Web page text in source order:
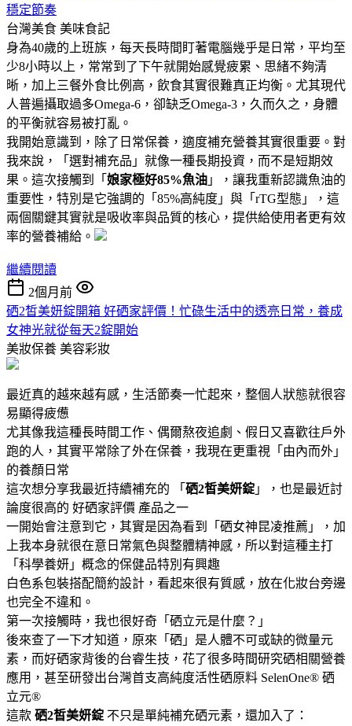
穩定節奏
台灣美食 美味食記
身為40歲的上班族，每天長時間盯著電腦幾乎是日常，平均至
少8小時以上，常常到了下午就開始感覺疲累、思緒不夠清
晰，加上三餐外食比例高，飲食其實很難真正均衡。尤其現代
人普遍攝取過多Omega-6，卻缺乏Omega-3，久而久之，身體
的平衡就容易被打亂。
我開始意識到，除了日常保養，適度補充營養其實很重要。對
我來說，「選對補充品」就像一種長期投資，而不是短期效
果。這次接觸到「 娘家極好85%魚油 」，讓我重新認識魚油的
重要性，特別是它強調的「85%高純度」與「rTG型態」，這
兩個關鍵其實就是吸收率與品質的核心，提供給使用者更有效
率的營養補給。
繼續閱讀
2個月前
硒2皙美妍錠開箱 好硒家評價！忙碌生活中的透亮日常，養成
女神光就從每天2錠開始
美妝保養 美容彩妝
最近真的越來越有感，生活節奏一忙起來，整個人狀態就很容
易顯得疲憊
尤其像我這種長時間工作、偶爾熬夜追劇、假日又喜歡往戶外
跑的人，其實平常除了外在保養，我現在更重視「由內而外」
的養顏日常
這次想分享我最近持續補充的 「 硒2皙美妍錠 」，也是最近討
論度很高的 好硒家評價 產品之一
一開始會注意到它，其實是因為看到「硒女神昆凌推薦」，加
上我本身就很在意日常氣色與整體精神感，所以對這種主打
「科學養妍」概念的保健品特別有興趣
白色系包裝搭配簡約設計，看起來很有質感，放在化妝台旁邊
也完全不違和。
第一次接觸時，我也很好奇「硒立元是什麼？」
後來查了一下才知道，原來「硒」是人體不可或缺的微量元
素，而好硒家背後的台睿生技，花了很多時間研究硒相關營養
應用，甚至研發出台灣首支高純度活性硒原料 SelenOne® 硒
立元®
這款 硒2皙美妍錠 不只是單純補充硒元素，還加入了：